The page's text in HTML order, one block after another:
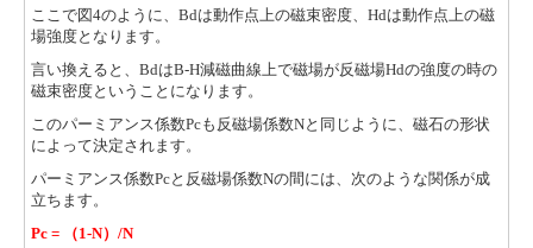
ここで図4のように、Bdは動作点上の磁束密度、Hdは動作点上の磁
場強度となります。
言い換えると、BdはB-H減磁曲線上で磁場が反磁場Hdの強度の時の
磁束密度ということになります。
このパーミアンス係数Pcも反磁場係数Nと同じように、磁石の形状
によって決定されます。
パーミアンス係数Pcと反磁場係数Nの間には、次のような関係が成
立ちます。
Pc = （1-N）/N